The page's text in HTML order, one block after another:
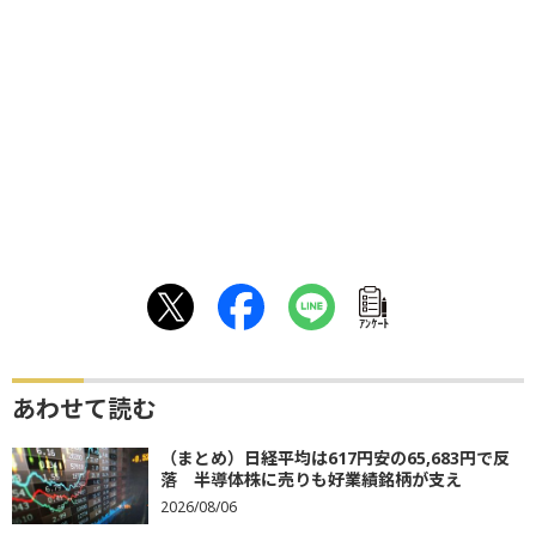
ｱﾝｹｰﾄ
あわせて読む
（まとめ）日経平均は617円安の65,683円で反
落 半導体株に売りも好業績銘柄が支え
2026/08/06